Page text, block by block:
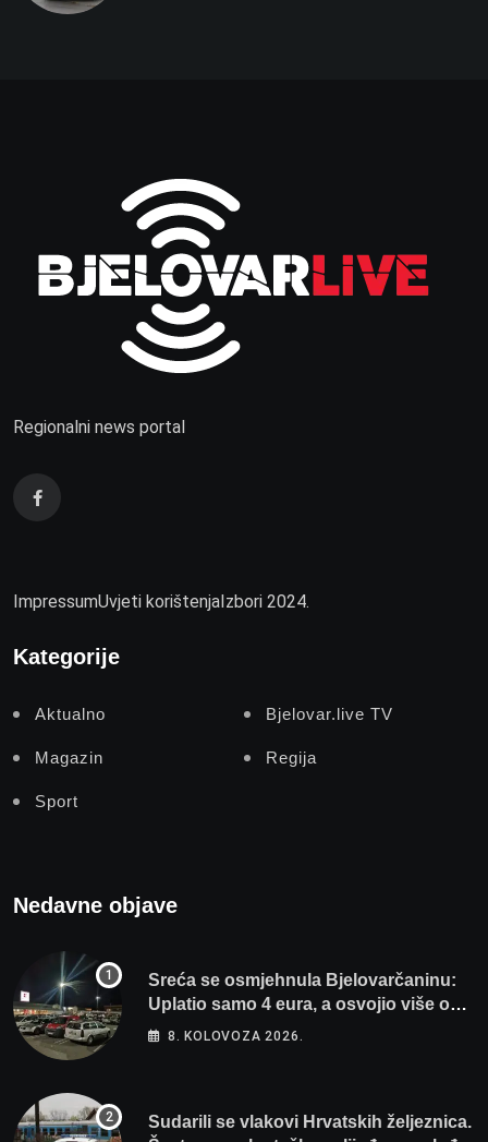
Regionalni news portal
ImpressumUvjeti korištenja Izbori 2024.
Kategorije
Aktualno Bjelovar.live TV
Magazin Regija
Sport
Nedavne objave
Sreća se osmjehnula Bjelovarčaninu:
Uplatio samo 4 eura, a osvojio više od
80 tisuća eura
8. KOLOVOZA 2026.
Sudarili se vlakovi Hrvatskih željeznica.